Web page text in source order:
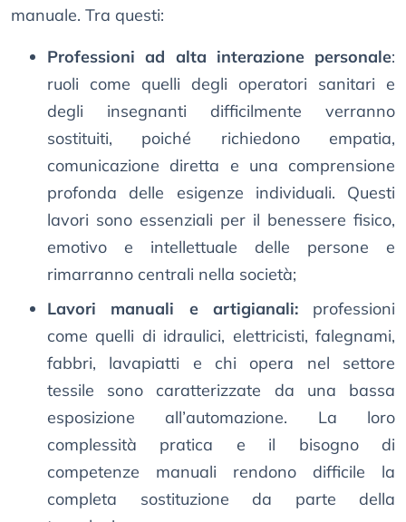
manuale. Tra questi:
Professioni ad alta interazione personale:
ruoli come quelli degli operatori sanitari e
degli insegnanti difficilmente verranno
sostituiti, poiché richiedono empatia,
comunicazione diretta e una comprensione
profonda delle esigenze individuali. Questi
lavori sono essenziali per il benessere fisico,
emotivo e intellettuale delle persone e
rimarranno centrali nella società;
Lavori manuali e artigianali:professioni
come quelli di idraulici, elettricisti, falegnami,
fabbri, lavapiatti e chi opera nel settore
tessile sono caratterizzate da una bassa
esposizione all’automazione. La loro
complessità pratica e il bisogno di
competenze manuali rendono difficile la
completa sostituzione da parte della